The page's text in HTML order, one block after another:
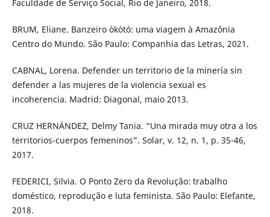
Faculdade de Serviço Social, Rio de Janeiro, 2018.
BRUM, Eliane. Banzeiro òkòtó: uma viagem à Amazônia
Centro do Mundo. São Paulo: Companhia das Letras, 2021.
CABNAL, Lorena. Defender un territorio de la minería sin
defender a las mujeres de la violencia sexual es
incoherencia. Madrid: Diagonal, maio 2013.
CRUZ HERNÁNDEZ, Delmy Tania. “Una mirada muy otra a los
territorios-cuerpos femeninos”. Solar, v. 12, n. 1, p. 35-46,
2017.
FEDERICI, Silvia. O Ponto Zero da Revolução: trabalho
doméstico, reprodução e luta feminista. São Paulo: Elefante,
2018.